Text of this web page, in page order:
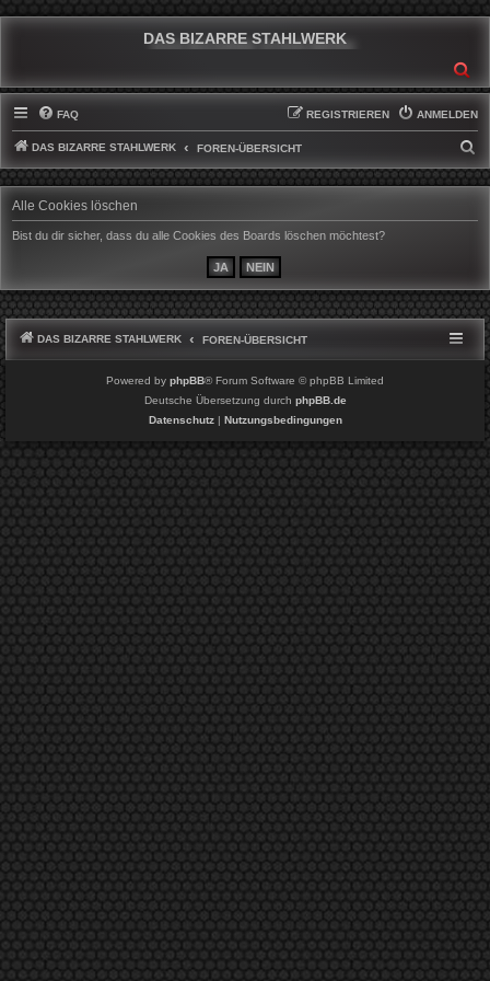
DAS BIZARRE STAHLWERK
FAQ ANMELDEN
REGISTRIEREN
DAS BIZARRE STAHLWERK FOREN-ÜBERSICHT
U
Alle Cookies löschen
Bist du dir sicher, dass du alle Cookies des Boards löschen möchtest?
DAS BIZARRE STAHLWERK FOREN-ÜBERSICHT
Powered by phpBB® Forum Software © phpBB Limited
Deutsche Übersetzung durch phpBB.de
Datenschutz| Nutzungsbedingungen